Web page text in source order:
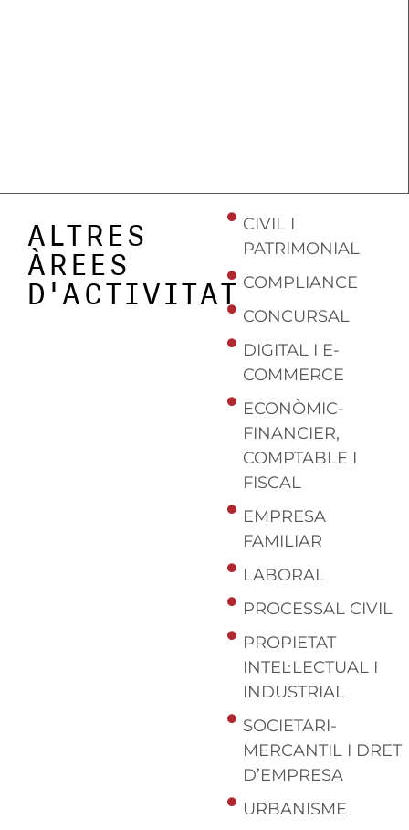
ALTRES
ÀREES
D'ACTIVITAT
CIVIL I
PATRIMONIAL
COMPLIANCE
CONCURSAL
DIGITAL I E-
COMMERCE
ECONÒMIC-
FINANCIER,
COMPTABLE I
FISCAL
EMPRESA
FAMILIAR
LABORAL
PROCESSAL CIVIL
PROPIETAT
INTEL·LECTUAL I
INDUSTRIAL
SOCIETARI-
MERCANTIL I DRET
D’EMPRESA
URBANISME